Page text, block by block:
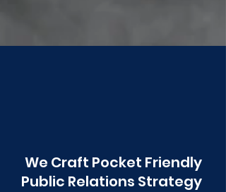
We Craft Pocket Friendly
Public Relations Strategy